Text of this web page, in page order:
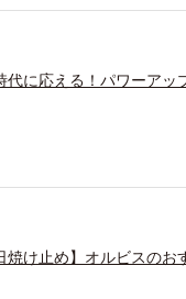
代に応える！パワーアッ
焼け止め】オルビスの